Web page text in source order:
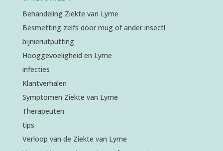
Behandeling Ziekte van Lyme
Besmetting zelfs door mug of ander insect!
bijnieruitputting
Hooggevoeligheid en Lyme
infecties
Klantverhalen
Symptomen Ziekte van Lyme
Therapeuten
tips
Verloop van de Ziekte van Lyme